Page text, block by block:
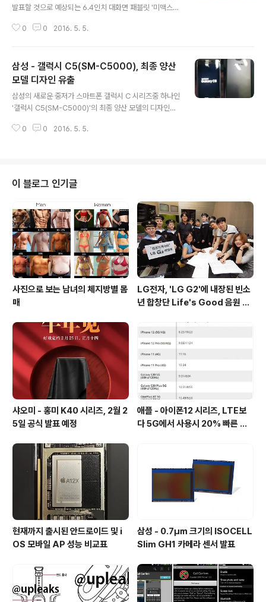
발표할 것으로 예상되는 6.4인치 대화면 패블릿 '미맥스
站, Tenaa)의 인증을 통과하였습니다. 미맥스는 Cortex
노트와 엔트리급 패블릿 홍미노트 사이의 모델이며, 2GB
RAM / 16GB ROM을 사용한 일반모델과 3GB RAM /
32GB ROM을 사용한 고급모델로 나뉘며, 인증과 함께
공개된 제품 이미지를 통해 풀메탈 바디 및 후면에 지문인
식 스캐너, 전면에 센서류 및 정전식 터치키를 확인할 수 있
습니다. 샤오미 미맥스 스펙6.44인치 FullHD(1920 * 10
0 0 2016. 5. 5.
삼성 - 갤럭시 C5(SM-C5000), 최종 양산
모델 디자인 유출
삼성의 새로운 중저가 스마트폰 갤럭시 C 시리즈중 하나인
'갤럭시 C5(SM-C5000)'의 최종 양산 모델의 디자인이
갤럭시 A와 J 사이에 위치한 제품이며, 중국등 신흥시장을
스트되는 모델로 풀메탈프레임 및 듀얼LED 플래시, 안테
나라인등이 기존의 갤럭시 시리즈와는 다른 모습을 보여주
고 있습니다. * 참고로, GFXBench를 통해 확인된 갤럭시
C5의 스펙은 5.2인치 FullHD(1920 * 1080) 디스플레
이, 스냅드래곤 617 옥타코어 프로세서, 4GB RAM, ..
0 0 2016. 5. 5.
이 블로그 인기글
사진으로 보는 남녀의 체지방별 몸
매
LG전자, 'LG G2'에 내장된 빈소
년 합창단 Life's Good 음원 공
샤오미 - 홍미 K40 시리즈, 2월 2
5일 공식 발표 예정
애플 - 아이폰12 시리즈, LTE보
다 5G에서 사용시 20% 빠른 배
현재까지 출시된 안드로이드 및 i
OS 모바일 AP 성능 비교표
삼성 - 0.7㎛ 크기의 ISOCELL
Slim GH1 카메라 센서 발표